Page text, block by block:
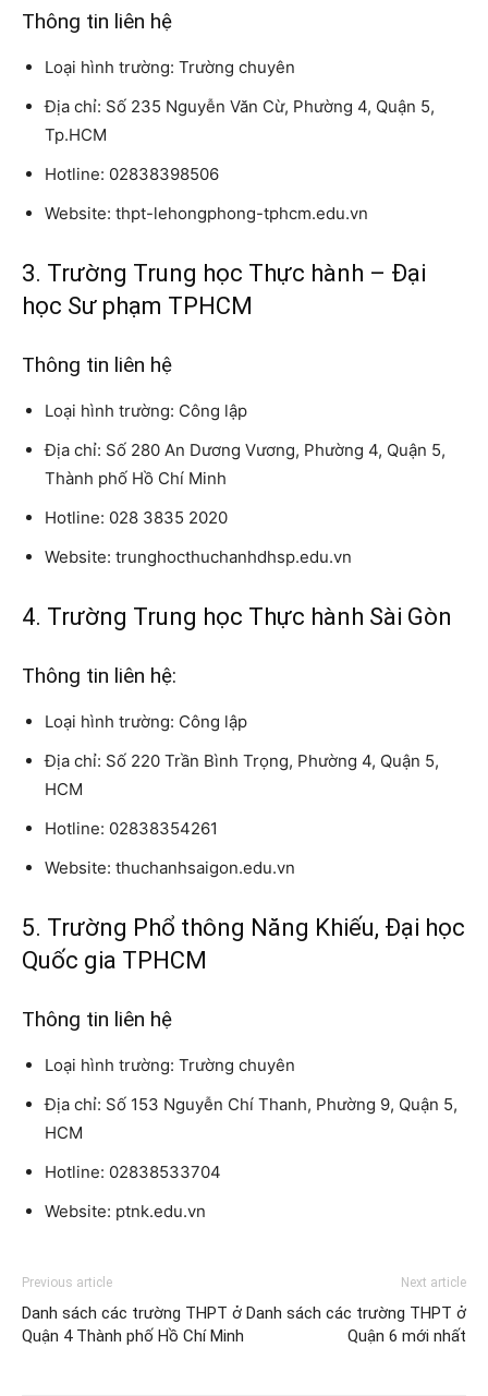
Thông tin liên hệ
Loại hình trường: Trường chuyên
Địa chỉ: Số 235 Nguyễn Văn Cừ, Phường 4, Quận 5,
Tp.HCM
Hotline: 02838398506
Website: thpt-lehongphong-tphcm.edu.vn
3. Trường Trung học Thực hành – Đại
học Sư phạm TPHCM
Thông tin liên hệ
Loại hình trường: Công lập
Địa chỉ: Số 280 An Dương Vương, Phường 4, Quận 5,
Thành phố Hồ Chí Minh
Hotline: 028 3835 2020
Website: trunghocthuchanhdhsp.edu.vn
4. Trường Trung học Thực hành Sài Gòn
Thông tin liên hệ:
Loại hình trường: Công lập
Địa chỉ: Số 220 Trần Bình Trọng, Phường 4, Quận 5,
HCM
Hotline: 02838354261
Website: thuchanhsaigon.edu.vn
5. Trường Phổ thông Năng Khiếu, Đại học
Quốc gia TPHCM
Thông tin liên hệ
Loại hình trường: Trường chuyên
Địa chỉ: Số 153 Nguyễn Chí Thanh, Phường 9, Quận 5,
HCM
Hotline: 02838533704
Website: ptnk.edu.vn
Previous article
Danh sách các trường THPT ở
Quận 4 Thành phố Hồ Chí Minh
Next article
Danh sách các trường THPT ở
Quận 6 mới nhất